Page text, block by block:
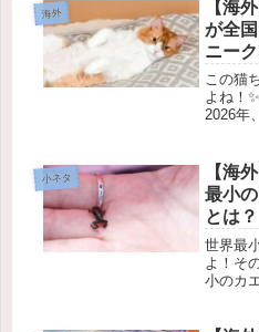
ウン」
海外
【海
が全
ニー
この猫
よね！
2026年
ンソー
オレン
小ネタ
【海
最小
とは？
世界最
よ！そ
小のカ